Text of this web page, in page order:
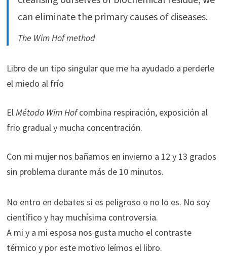
can eliminate the primary causes of diseases.
The Wim Hof method
Libro de un tipo singular que me ha ayudado a perderle
el miedo al frío
ElMétodo Wim Hofcombina respiración, exposición al
frio gradual y mucha concentración.
Con mi mujer nos bañamos en invierno a 12 y 13 grados
sin problema durante más de 10 minutos.
No entro en debates si es peligroso o no lo es. No soy
científico y hay muchísima controversia.
A mi y a mi esposa nos gusta mucho el contraste
térmico y por este motivo leímos el libro.